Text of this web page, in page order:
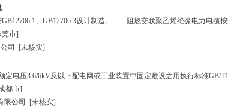
、GB12706.3设计制造。 阻燃交联聚乙烯绝缘电力电缆按
莞市]
司
[未核实]
定电压3.6/6kV及以下配电网或工业装置中固定敷设之用执行标准GB/
都市]
限公司
[未核实]